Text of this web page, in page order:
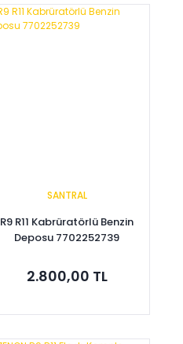
SANTRAL
R9 R11 Kabrüratörlü Benzin
Deposu 7702252739
2.800,00 TL